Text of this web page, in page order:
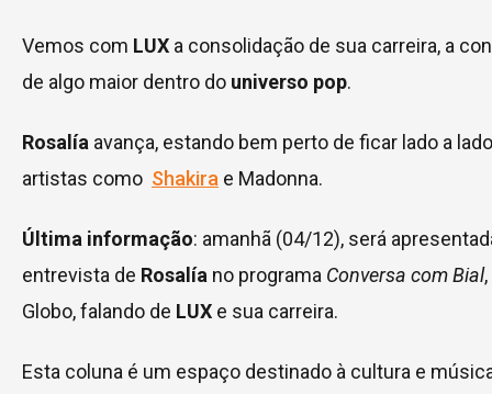
Vemos com LUX a consolidação de sua carreira, a
de algo maior dentro do universo pop.
Rosalía avança, estando bem perto de ficar lado a
artistas como Shakira e Madonna.
Última informação: amanhã (04/12), será
entrevista de Rosalía no programa Conversa com Bial
Globo, falando de LUX e sua carreira.
Esta coluna é um espaço destinado à cultura e